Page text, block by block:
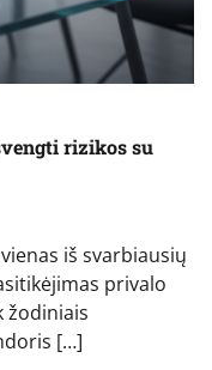
rizikos su
iš svarbiausių
privalo
žodiniais
[…]